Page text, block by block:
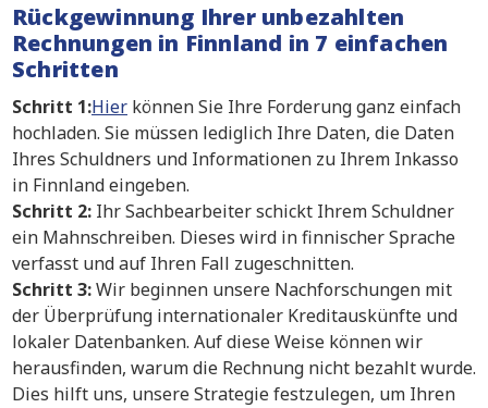
Rückgewinnung Ihrer unbezahlten
Rechnungen in Finnland in 7 einfachen
Schritten
Schritt 1:Hier können Sie Ihre Forderung ganz einfach
hochladen. Sie müssen lediglich Ihre Daten, die Daten
Ihres Schuldners und Informationen zu Ihrem Inkasso
in Finnland eingeben.
Schritt 2: Ihr Sachbearbeiter schickt Ihrem Schuldner
ein Mahnschreiben. Dieses wird in finnischer Sprache
verfasst und auf Ihren Fall zugeschnitten.
Schritt 3:Wir beginnen unsere Nachforschungen mit
der Überprüfung internationaler Kreditauskünfte und
lokaler Datenbanken. Auf diese Weise können wir
herausfinden, warum die Rechnung nicht bezahlt wurde.
Dies hilft uns, unsere Strategie festzulegen, um Ihren